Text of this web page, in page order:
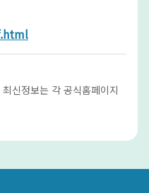
신정보는 각 공식홈페이지